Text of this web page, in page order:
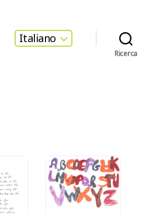
Italiano
Ricerca